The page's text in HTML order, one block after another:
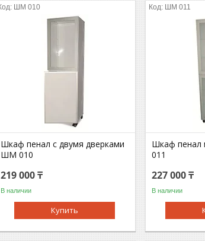
ШМ 010
Шкаф пенал с двумя дверками
ШМ 010
219 000 ₸
В наличии
Купить
ШМ 011
Шкаф пенал
011
227 000 ₸
В наличии